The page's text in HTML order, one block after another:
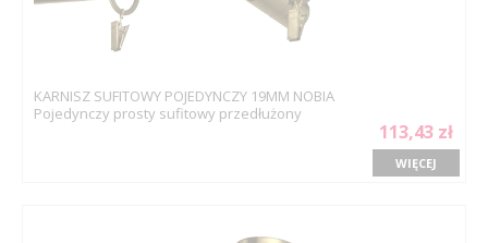
KARNISZ SUFITOWY POJEDYNCZY 19MM NOBIA
Pojedynczy prosty sufitowy przedłużony
113,43 zł
WIĘCEJ